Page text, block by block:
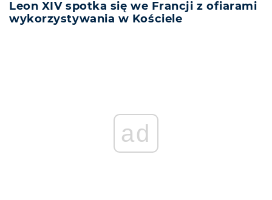
Leon XIV spotka się we Francji z ofiarami
wykorzystywania w Kościele
ad